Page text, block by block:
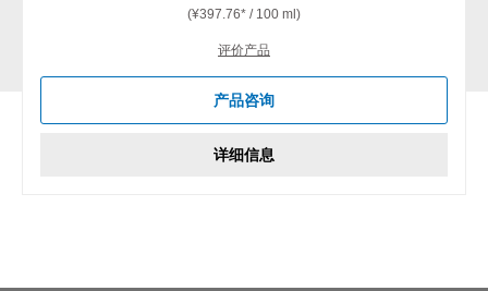
(¥397.76* / 100 ml)
评价产品
产品咨询
详细信息